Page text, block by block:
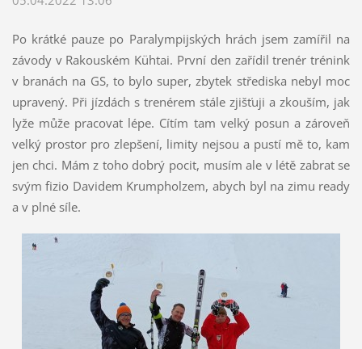
Po krátké pauze po Paralympijských hrách jsem zamířil na
závody v Rakouském Kühtai. První den zařídil trenér trénink
v branách na GS, to bylo super, zbytek střediska nebyl moc
upravený. Při jízdách s trenérem stále zjišťuji a zkouším, jak
lyže může pracovat lépe. Cítím tam velký posun a zároveň
velký prostor pro zlepšení, limity nejsou a pustí mě to, kam
jen chci. Mám z toho dobrý pocit, musím ale v létě zabrat se
svým fizio Davidem Krumpholzem, abych byl na zimu ready
a v plné síle.